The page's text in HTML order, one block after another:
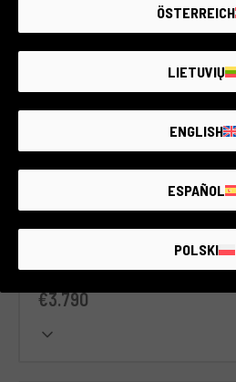
Canon EOS 1DX Mark III
2 lata gwarancji
Liczba zdjęć:35.000
RCE Foto - Milano Lainate
€3.790
ÖSTERREICH
LIETUVIŲ
ENGLISH
ESPAÑOL
POLSKI